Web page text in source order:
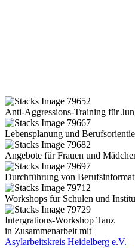
Anti-Aggressions-Training für
Lebensplanung und
Angebote für Frauen und
Durchführung von
Workshops für Schulen und
Intergrations-Workshop Tanz
in Zusammenarbeit mit
Asylarbeitskreis Heidelberg e.V.